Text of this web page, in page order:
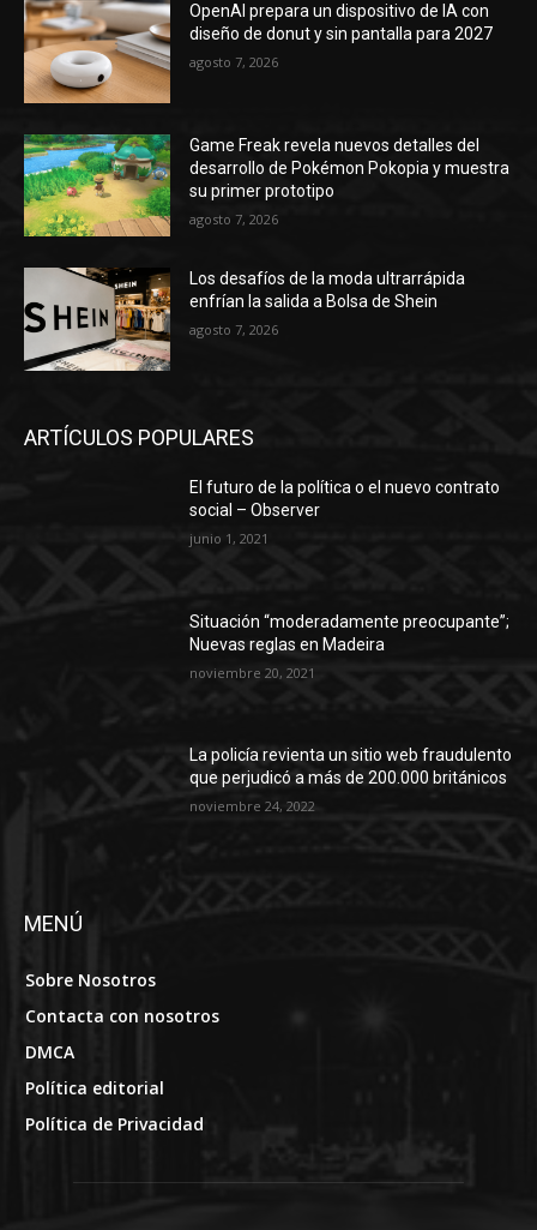
OpenAI prepara un dispositivo de IA con
diseño de donut y sin pantalla para 2027
agosto 7, 2026
Game Freak revela nuevos detalles del
desarrollo de Pokémon Pokopia y muestra
su primer prototipo
agosto 7, 2026
Los desafíos de la moda ultrarrápida
enfrían la salida a Bolsa de Shein
agosto 7, 2026
ARTÍCULOS POPULARES
El futuro de la política o el nuevo contrato
social – Observer
junio 1, 2021
Situación “moderadamente preocupante”;
Nuevas reglas en Madeira
noviembre 20, 2021
La policía revienta un sitio web fraudulento
que perjudicó a más de 200.000 británicos
noviembre 24, 2022
MENÚ
Sobre Nosotros
Contacta con nosotros
DMCA
Política editorial
Política de Privacidad